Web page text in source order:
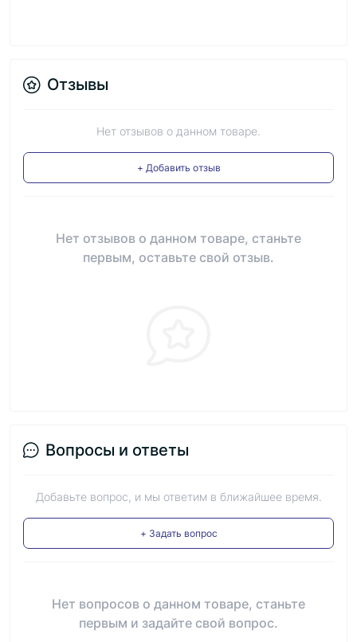
Отзывы
Нет отзывов о данном товаре.
+ Добавить отзыв
Нет отзывов о данном товаре, станьте
первым, оставьте свой отзыв.
Вопросы и ответы
Добавьте вопрос, и мы ответим в ближайшее время.
+ Задать вопрос
Нет вопросов о данном товаре, станьте
первым и задайте свой вопрос.